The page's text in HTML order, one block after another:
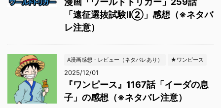
「遠征選抜試験Ⅱ②」感想（※ネタバ
レ注意）
A漫画感想・レビュー（ネタバレあり） ★ワンピース
2025/12/01
『ワンピース』1167話「イーダの息
子」の感想（※ネタバレ注意）